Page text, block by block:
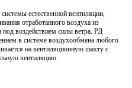
естественной вентиляции,
отработанного воздуха из
воздействием силы ветра. РД
в системе воздухообмена любого
на вентиляционную шахту с
вентиляцию.